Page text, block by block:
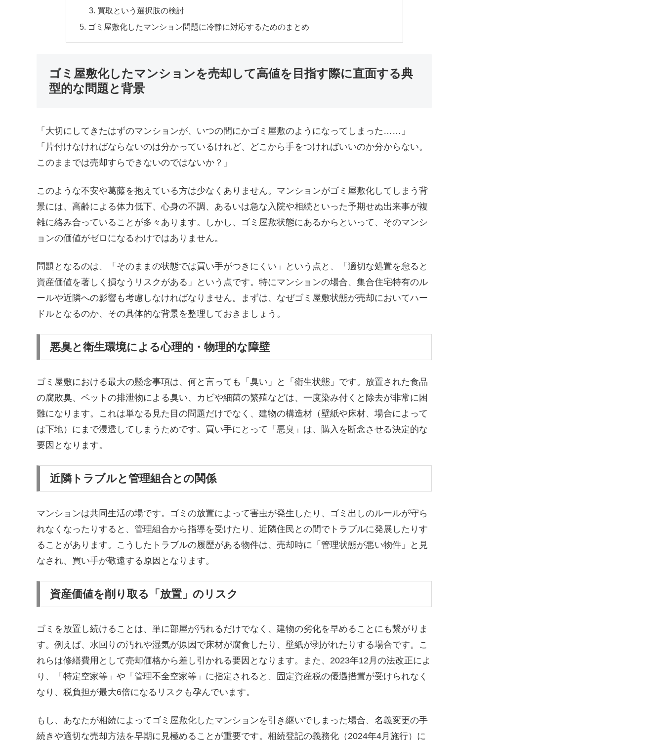
買取という選択肢の検討
ゴミ屋敷化したマンション問題に冷静に対応するためのまとめ
ゴミ屋敷化したマンションを売却して高値を目指す際に直面する典
型的な問題と背景
「大切にしてきたはずのマンションが、いつの間にかゴミ屋敷のようになってしまった……」
「片付けなければならないのは分かっているけれど、どこから手をつければいいのか分からない。
このままでは売却すらできないのではないか？」
このような不安や葛藤を抱えている方は少なくありません。マンションがゴミ屋敷化してしまう背
景には、高齢による体力低下、心身の不調、あるいは急な入院や相続といった予期せぬ出来事が複
雑に絡み合っていることが多々あります。しかし、ゴミ屋敷状態にあるからといって、そのマンシ
ョンの価値がゼロになるわけではありません。
問題となるのは、「そのままの状態では買い手がつきにくい」という点と、「適切な処置を怠ると
資産価値を著しく損なうリスクがある」という点です。特にマンションの場合、集合住宅特有のル
ールや近隣への影響も考慮しなければなりません。まずは、なぜゴミ屋敷状態が売却においてハー
ドルとなるのか、その具体的な背景を整理しておきましょう。
悪臭と衛生環境による心理的・物理的な障壁
ゴミ屋敷における最大の懸念事項は、何と言っても「臭い」と「衛生状態」です。放置された食品
の腐敗臭、ペットの排泄物による臭い、カビや細菌の繁殖などは、一度染み付くと除去が非常に困
難になります。これは単なる見た目の問題だけでなく、建物の構造材（壁紙や床材、場合によって
は下地）にまで浸透してしまうためです。買い手にとって「悪臭」は、購入を断念させる決定的な
要因となります。
近隣トラブルと管理組合との関係
マンションは共同生活の場です。ゴミの放置によって害虫が発生したり、ゴミ出しのルールが守ら
れなくなったりすると、管理組合から指導を受けたり、近隣住民との間でトラブルに発展したりす
ることがあります。こうしたトラブルの履歴がある物件は、売却時に「管理状態が悪い物件」と見
なされ、買い手が敬遠する原因となります。
資産価値を削り取る「放置」のリスク
ゴミを放置し続けることは、単に部屋が汚れるだけでなく、建物の劣化を早めることにも繋がりま
す。例えば、水回りの汚れや湿気が原因で床材が腐食したり、壁紙が剥がれたりする場合です。こ
れらは修繕費用として売却価格から差し引かれる要因となります。また、2023年12月の法改正によ
り、「特定空家等」や「管理不全空家等」に指定されると、固定資産税の優遇措置が受けられなく
なり、税負担が最大6倍になるリスクも孕んでいます。
もし、あなたが相続によってゴミ屋敷化したマンションを引き継いでしまった場合、名義変更の手
続きや適切な売却方法を早期に見極めることが重要です。相続登記の義務化（2024年4月施行）に